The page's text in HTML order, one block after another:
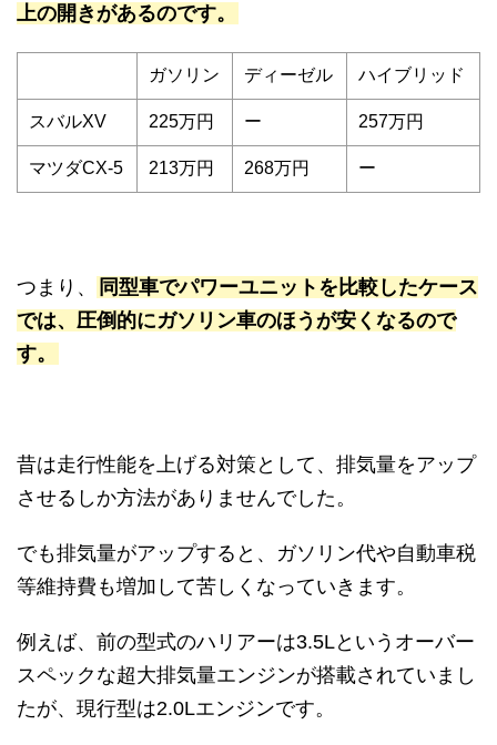
上の開きがあるのです。
ガソリン ディーゼル ハイブリッド
スバルXV 225万円 ー 257万円
マツダCX-5 213万円 268万円 ー
つまり、
同型車でパワーユニットを比較したケース
では、 圧倒的にガソリン車のほうが安くなるので
す。
昔は走行性能を上げる対策として、排気量をアップ
させるしか方法がありませんでした。
でも排気量がアップすると、ガソリン代や自動車税
等維持費も増加して苦しくなっていきます。
例えば、前の型式のハリアーは3.5Lというオーバー
スペックな超大排気量エンジンが搭載されていまし
たが、現行型は2.0Lエンジンです。